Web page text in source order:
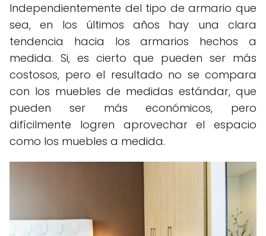
Independientemente del tipo de armario que
sea, en los últimos años hay una clara
tendencia hacia los armarios hechos a
medida. Si, es cierto que pueden ser más
costosos, pero el resultado no se compara
con los muebles de medidas estándar, que
pueden ser más económicos, pero
difícilmente logren aprovechar el espacio
como los muebles a medida.